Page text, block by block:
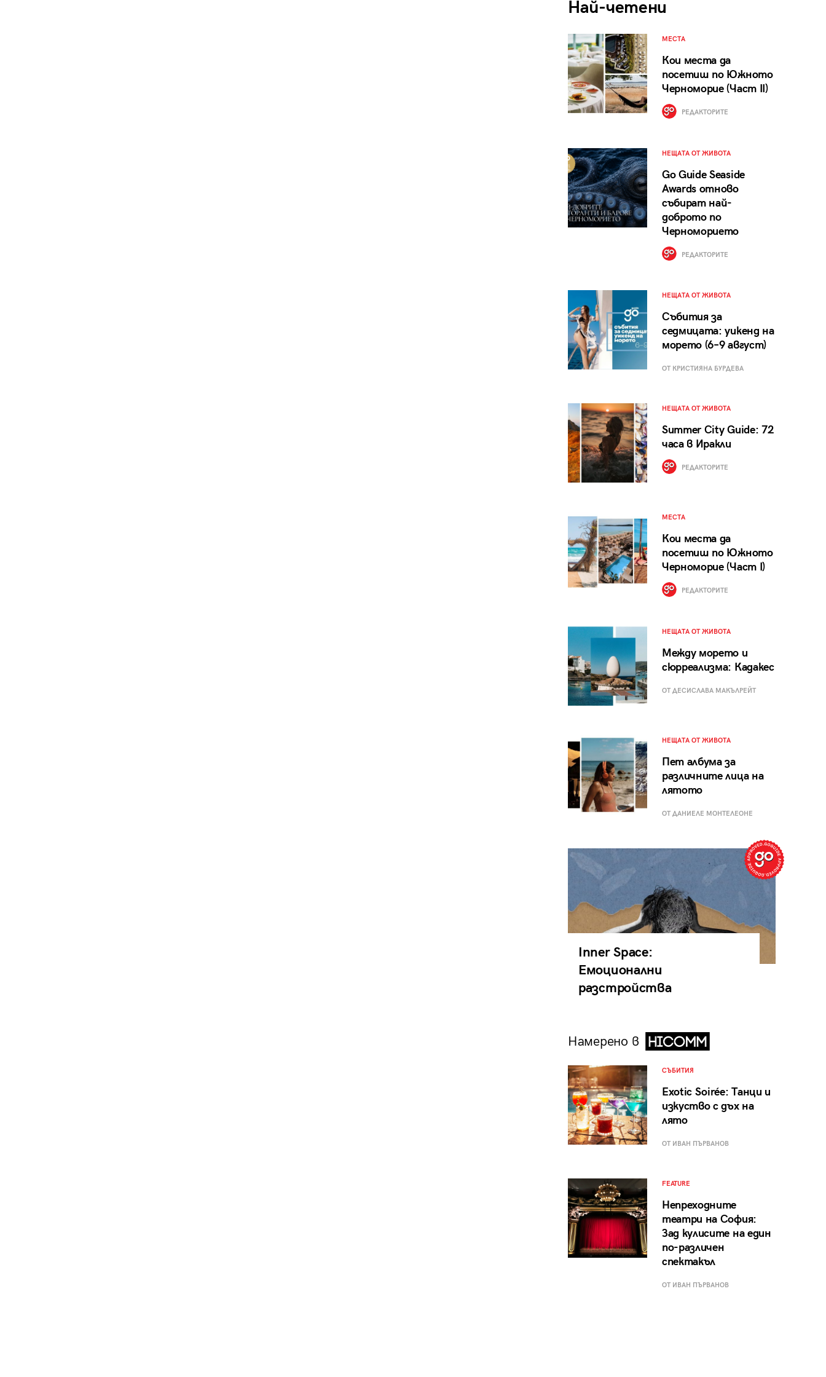
Най-четени
МЕСТА
Кои места да
посетиш по Южното
Черноморие (Част II)
РЕДАКТОРИТЕ
НЕЩАТА ОТ ЖИВОТА
Go Guide Seaside
Awards отново
събират най-
доброто по
Черноморието
РЕДАКТОРИТЕ
НЕЩАТА ОТ ЖИВОТА
Събития за
седмицата: уикенд на
морето (6–9 август)
ОТ КРИСТИЯНА БУРДЕВА
НЕЩАТА ОТ ЖИВОТА
Summer City Guide: 72
часа в Иракли
РЕДАКТОРИТЕ
МЕСТА
Кои места да
посетиш по Южното
Черноморие (Част I)
РЕДАКТОРИТЕ
НЕЩАТА ОТ ЖИВОТА
Между морето и
сюрреализма: Кадакес
ОТ ДЕСИСЛАВА МАКЪЛРЕЙТ
НЕЩАТА ОТ ЖИВОТА
Пет албума за
различните лица на
лятото
ОТ ДАНИЕЛЕ МОНТЕЛЕОНЕ
Inner Space:
Емоционални
разстройства
Намерено в
СЪБИТИЯ
Exotic Soirée: Танци и
изкуство с дъх на
лято
ОТ ИВАН ПЪРВАНОВ
FEATURE
Непреходните
театри на София:
Зад кулисите на един
по-различен
спектакъл
ОТ ИВАН ПЪРВАНОВ